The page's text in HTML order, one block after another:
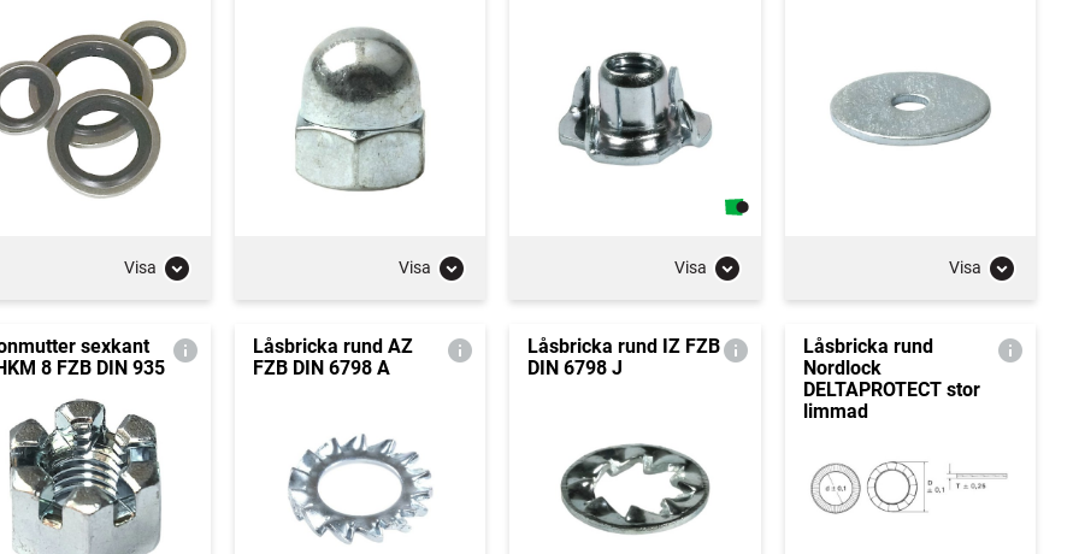
Visa Visa Visa Visa
sexkant
8 FZB DIN 935
Låsbricka rund AZ
FZB DIN 6798 A
Låsbricka rund IZ FZB
DIN 6798 J
Låsbricka rund
Nordlock
DELTAPROTECT stor
limmad